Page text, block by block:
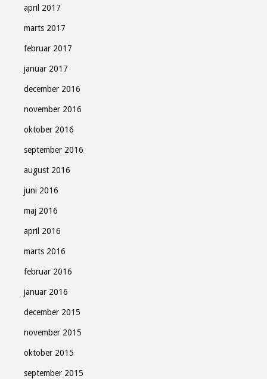
april 2017
marts 2017
februar 2017
januar 2017
december 2016
november 2016
oktober 2016
september 2016
august 2016
juni 2016
maj 2016
april 2016
marts 2016
februar 2016
januar 2016
december 2015
november 2015
oktober 2015
september 2015